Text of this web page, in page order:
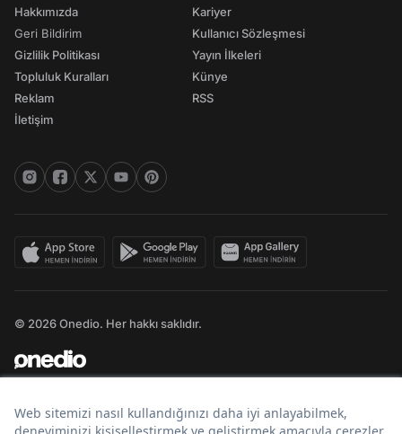
Hakkımızda
Geri Bildirim
Gizlilik Politikası
Topluluk Kuralları
Reklam
İletişim
Kariyer
Kullanıcı Sözleşmesi
Yayın İlkeleri
Künye
RSS
© 2026 Onedio. Her hakkı saklıdır.
Bir markasıdır.